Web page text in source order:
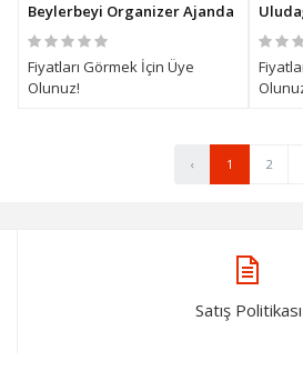
Beylerbeyi Organizer Ajanda
Fiyatları Görmek İçin Üye
Olunuz!
‹ 1 2
Satış Politikası